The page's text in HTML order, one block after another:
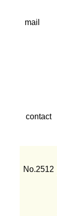
mail
contact
No.2512